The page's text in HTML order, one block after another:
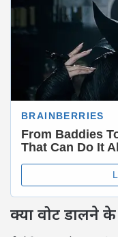
क्या वोट डालने